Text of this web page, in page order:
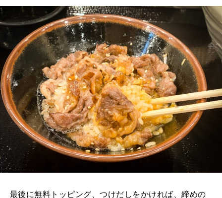
最後に無料トッピング、つけだしをかければ、締めの